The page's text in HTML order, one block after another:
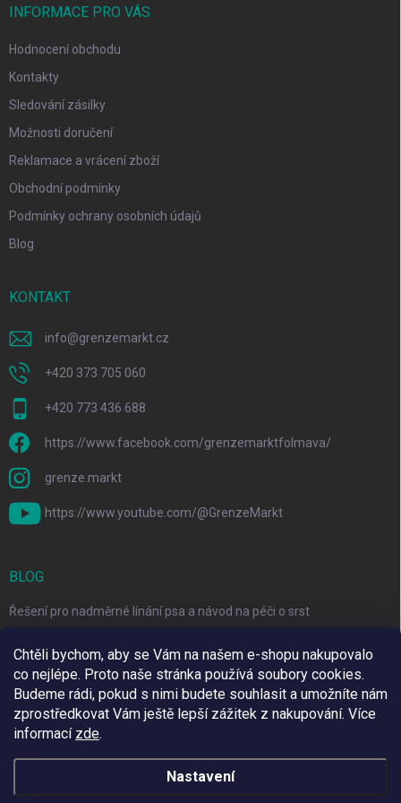
Chtěli bychom, aby se Vám na našem e-shopu nakupovalo
co nejlépe. Proto naše stránka používá soubory cookies.
Budeme rádi, pokud s nimi budete souhlasit a umožníte nám
zprostředkovat Vám ještě lepší zážitek z nakupování. Více
informací zde.
Nastavení
INFORMACE PRO VÁS
Hodnocení obchodu
Kontakty
Sledování zásilky
Možnosti doručení
Reklamace a vrácení zboží
Obchodní podmínky
Podmínky ochrany osobních údajů
Blog
KONTAKT
info@grenzemarkt.cz
+420 373 705 060
+420 773 436 688
https://www.facebook.com/grenzemarktfolmava/
grenze.markt
https://www.youtube.com/@GrenzeMarkt
BLOG
Řešení pro nadměrné línání psa a návod na péči o srst
Top 6 značek pro domácí mazlíčky za skvělé ceny